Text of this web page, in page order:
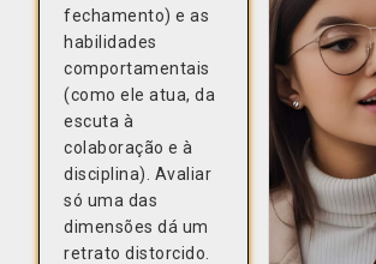
fechamento) e as
habilidades
comportamentais
(como ele atua, da
escuta à
colaboração e à
disciplina). Avaliar
só uma das
dimensões dá um
retrato distorcido.